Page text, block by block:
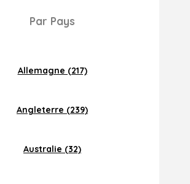
Par Pays
Allemagne (217)
Angleterre (239)
Australie (32)